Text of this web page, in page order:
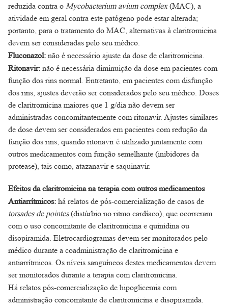
reduzida contra o Mycobacterium avium complex(MAC), a
atividade em geral contra este patógeno pode estar alterada;
portanto, para o tratamento do MAC, alternativas à claritromicina
devem ser consideradas pelo seu médico.
Fluconazol: não é necessário ajuste da dose de claritromicina.
Ritonavir: não é necessária diminuição da dose em pacientes com
função dos rins normal. Entretanto, em pacientes com disfunção
dos rins, ajustes deverão ser considerados pelo seu médico. Doses
de claritromicina maiores que 1 g/dia não devem ser
administradas concomitantemente com ritonavir. Ajustes similares
de dose devem ser considerados em pacientes com redução da
função dos rins, quando ritonavir é utilizado juntamente com
outros medicamentos com função semelhante (inibidores da
protease), tais como, atazanavir e saquinavir.
Efeitos da claritromicina na terapia com outros medicamentos
Antiarrítmicos: há relatos de pós-comercialização de casos de
torsades de pointes(distúrbio no ritmo cardíaco), que ocorreram
com o uso concomitante de claritromicina e quinidina ou
disopiramida. Eletrocardiogramas devem ser monitorados pelo
médico durante a coadministração de claritromicina e
antiarrítmicos. Os níveis sanguíneos destes medicamentos devem
ser monitorados durante a terapia com claritromicina.
Há relatos pós-comercialização de hipoglicemia com
administração concomitante de claritromicina e disopiramida.